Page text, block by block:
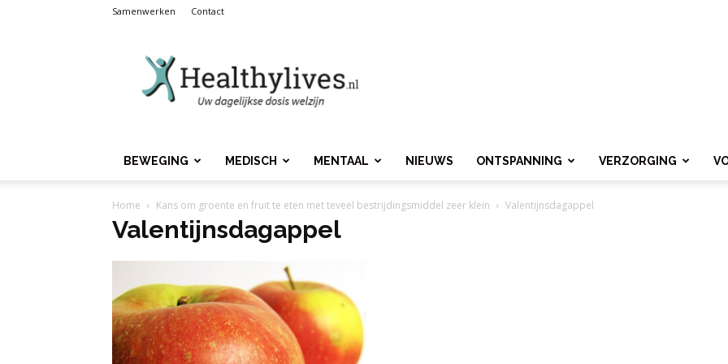
Samenwerken Contact
BEWEGING MEDISCH MENTAAL NIEUWS ONTSPANNING VERZORGING
Home Kans om groente en fruit te eten met teveel bestrijdingsmiddel zeer klein Valentijnsdagappel
Valentijnsdagappel